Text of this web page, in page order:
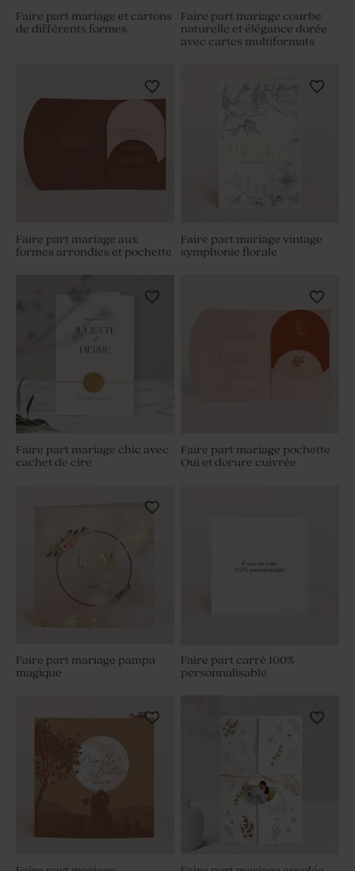
Faire part carré 100%
personnalisable
Faire part mariage et cartons
de différents formes
Faire part mariage courbe
naturelle et élégance dorée
avec cartes multiformats
Faire part mariage aux
formes arrondies et pochette
Faire part mariage vintage
symphonie florale
Faire part mariage chic avec
cachet de cire
Faire part mariage pochette
Oui et dorure cuivrée
Faire part mariage pampa
magique